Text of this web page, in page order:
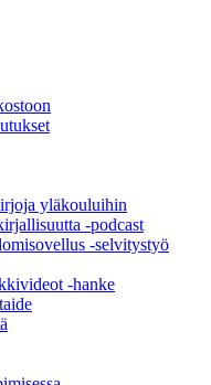
yläkouluihin
-podcast
-selvitystyö
-hanke